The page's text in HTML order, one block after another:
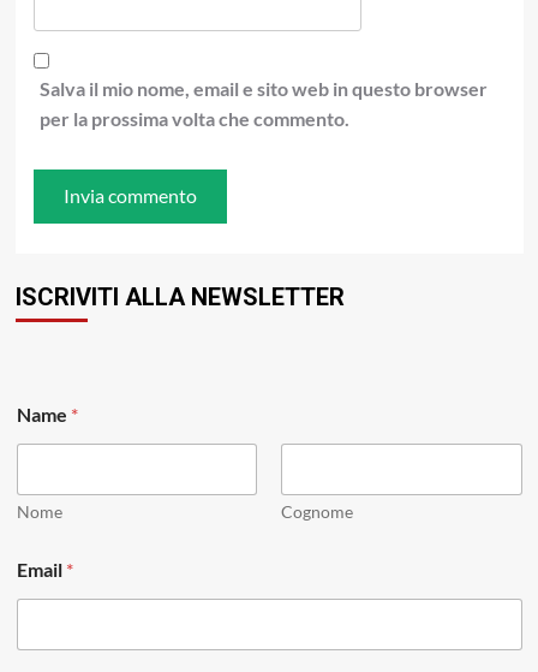
Salva il mio nome, email e sito web in questo browser
per la prossima volta che commento.
ISCRIVITI ALLA NEWSLETTER
Name *
Nome Cognome
m
a
Email *